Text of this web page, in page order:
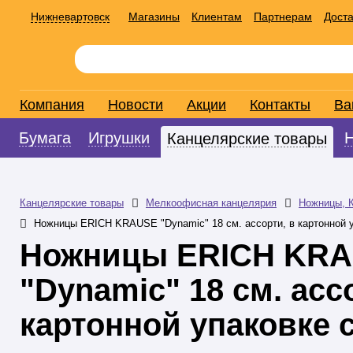
Нижневартовск Магазины Клиентам Партнерам
Компания Новости Акции Контакты
Бумага Игрушки Канцелярские товары
Канцелярские товары Мелкоофисная канцелярия
Ножницы,
Ножницы ERICH KRAUSE "Dynamic" 18 см. ассорти, в картонной
Ножницы ERICH
"Dynamic" 18 см.
картонной упаковке